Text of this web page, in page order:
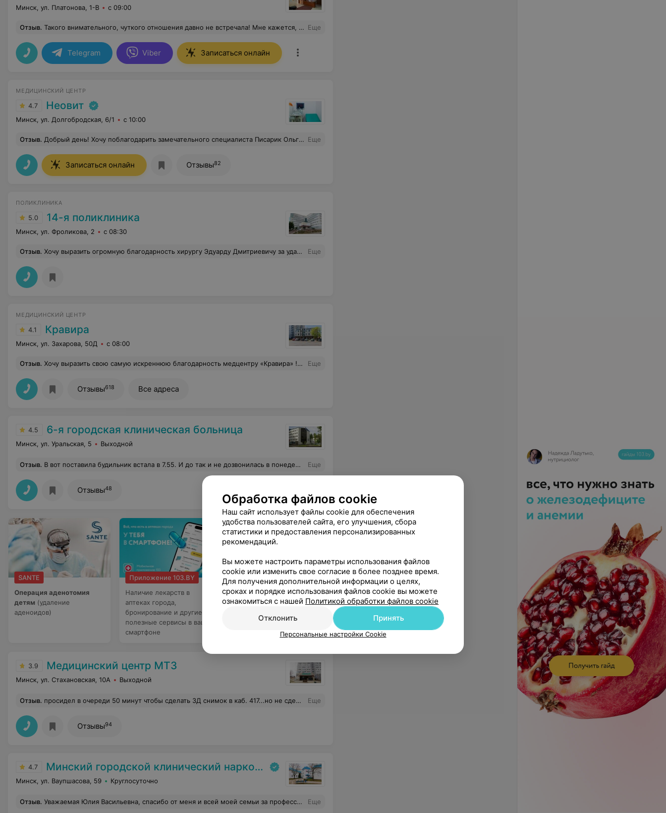
Минск, ул. Платонова, 1-В с 09:00
Отзыв. Такого внимательного, чуткого отношения давно не встречала! Мне кажется, что такими и должны быть все доктора! Очень благодарна доктору за профессионализм и человечное отношение. Прием прошел на высшем уровне! Очень качественный осмотр, внимание к каждой детали. Все рассказал, показал на экране узи, объяснил. Юрий Марианович! Спасибо огромное! Еще
Telegram Viber Записаться онлайн
МЕДИЦИНСКИЙ ЦЕНТР
4.7 Неовит
Минск, ул. Долгобродская, 6/1 с 10:00
Отзыв. Добрый день! Хочу поблагодарить замечательного специалиста Писарик Ольгу Николаевну за ее чуткость и трепетность. На приеме ответила на все мои вопросы, все мне объяснила и рассказала, что мне делать. Еще
Записаться онлайн Отзывы82
ПОЛИКЛИНИКА
5.0 14-я поликлиника
Минск, ул. Фроликова, 2 с 08:30
Отзыв. Хочу выразить огромную благодарность хирургу Эдуарду Дмитриевичу за удаление четырёх восьмых зубов. Он сделал операции безупречно! Уколы анестезии были безболезнены и период заживления прошёл быстро и без осложнений. Эдуард Дмитриевич ответил на все мои вопросы и рассказал об анатомии моих зубов, в чём сложность операций. У этого доктора золотые руки. Рекомендую лечиться у него. Большое спасибо за квалифицированную работу! Еще
МЕДИЦИНСКИЙ ЦЕНТР
4.1 Кравира
Минск, ул. Захарова, 50Д с 08:00
Отзыв. Хочу выразить свою самую искреннюю благодарность медцентру «Кравира» ! Сегодня была на приеме в центре на Захарова. Сдавала анализы на гормоны щитовидной железы и проходила УЗИ щитовидки. Сотрудникам лаборатории огромное спасибо за бережное и доброе отношение. А врачу УЗИ Елизавете Валерьевне Казимировской — отдельная благодарность. Столько терпения, внимания к деталям и душевного тепла. После приема у вас осталось чувство спокойствия и уверенности. Наша семья давно пользуется услугами «Кравиры», и это не просто привычка - это огромное доверие. «Кравира» - лучший медицинский центр! Спасибо, что вы есть! Еще
Отзывы618 Все адреса
4.5 6-я городская клиническая больница
Минск, ул. Уральская, 5 Выходной
Отзыв. В вот поставила будильник встала в 7.55. И до так и не дозвонилась в понедельник, чтобы записаться на МРТ. Еще
Отзывы48
SANTE
Операция аденотомия
детям (удаление
аденоидов)
Приложение 103.BY
Наличие лекарств в
аптеках города,
бронирование и другие
полезные сервисы в вашем
смартфоне
Забота о здоровье: поиск
специалистов, отзывы
на 103.by
3.9 Медицинский центр МТЗ
Минск, ул. Стахановская, 10А Выходной
Отзыв. просидел в очереди 50 минут чтобы сделать 3Д снимок в каб. 417...но не сделал, обслуживать не спешат, все очень медленно принимают как хотят и перерывы устраивают когда и насколько им вздумается... вышла и закрыла кабинет а посетителям сказала, что у нее перерыв 20 минут..., сделалав замечание по поводу пререрыва в ответ услышал...а что вы хотите..я устала...после чего просто ушла.. Ждать дальше не мог так так опаздывал...настроение тоже от такого посещения (причем платного) лучше не стало... Еще
Отзывы94
4.7 Минский городской клинический наркологический центр (МГКНЦ)
Минск, ул. Ваупшасова, 59 Круглосуточно
Отзыв. Уважаемая Юлия Васильевна, спасибо от меня и всей моей семьи за профессионализм, поддержку, чуткое и внимательное отношение. Это огромное счастье, что такие компетентные, умелые и талантливые, неравнодушные люди работают именно так. Ваши терпение, отзывчивость, чуткость, понимание, забота, доброжелательное и внимательное отношение, лечат и вселяют веру лучше медицинских процедур. Еще
Обработка файлов cookie
Наш сайт использует файлы cookie для обеспечения
удобства пользователей сайта, его улучшения, сбора
статистики и предоставления персонализированных
рекомендаций.
Вы можете настроить параметры использования файлов
cookie или изменить свое согласие в более позднее время.
Для получения дополнительной информации о целях,
сроках и порядке использования файлов cookie вы можете
ознакомиться с нашей Политикой обработки файлов cookie
Отклонить
Принять
Персональные настройки Cookie